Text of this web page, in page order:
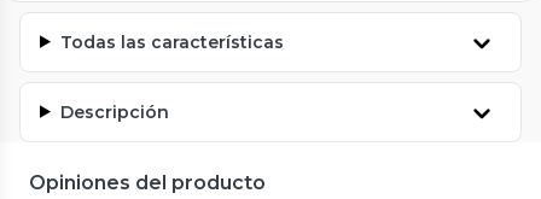
Todas las características
Descripción
Opiniones del producto